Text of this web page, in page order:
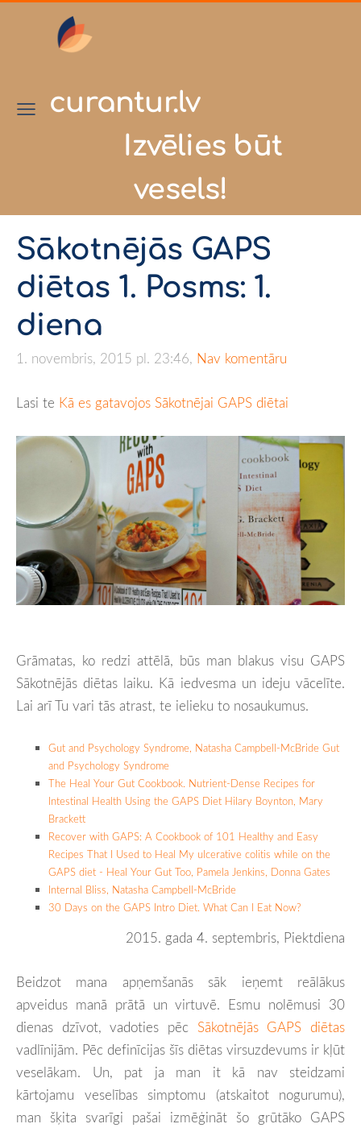
curantur.lv
Izvēlies būt
vesels!
Sākotnējās GAPS
diētas 1. Posms: 1.
diena
1. novembris, 2015 pl. 23:46, Nav komentāru
Lasi te Kā es gatavojos Sākotnējai GAPS diētai
Grāmatas, ko redzi attēlā, būs man blakus visu GAPS
Sākotnējās diētas laiku. Kā iedvesma un ideju vācelīte.
Lai arī Tu vari tās atrast, te ielieku to nosaukumus.
Gut and Psychology Syndrome, Natasha Campbell-McBride Gut
and Psychology Syndrome
The Heal Your Gut Cookbook. Nutrient­-Dense Recipes for
Intestinal Health Using the GAPS Diet Hilary Boynton, Mary
Brackett
Recover with GAPS: A Cookbook of 101 Healthy and Easy
Recipes That I Used to Heal My ulcerative colitis while on the
GAPS diet - Heal Your Gut Too, Pamela Jenkins, Donna Gates
Internal Bliss, Natasha Campbell-McBride
30 Days on the GAPS Intro Diet. What Can I Eat Now?
2015. gada 4. septembris, Piektdiena
Beidzot mana apņemšanās sāk ieņemt reālākus
apveidus manā prātā un virtuvē. Esmu nolēmusi 30
dienas dzīvot, vadoties pēc Sākotnējās GAPS diētas
vadlīnijām. Pēc definīcijas šīs diētas virsuzdevums ir kļūt
veselākam. Un, pat ja man it kā nav steidzami
kārtojamu veselības simptomu (atskaitot nogurumu),
man šķita svarīgi pašai izmēģināt šo grūtāko GAPS